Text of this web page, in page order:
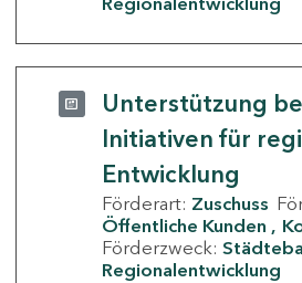
Unterstützung
Initiativen für
Entwicklung
Förderart: Zuschuss
Öffentliche Kunden
Förderzweck:
Regionalentwicklung